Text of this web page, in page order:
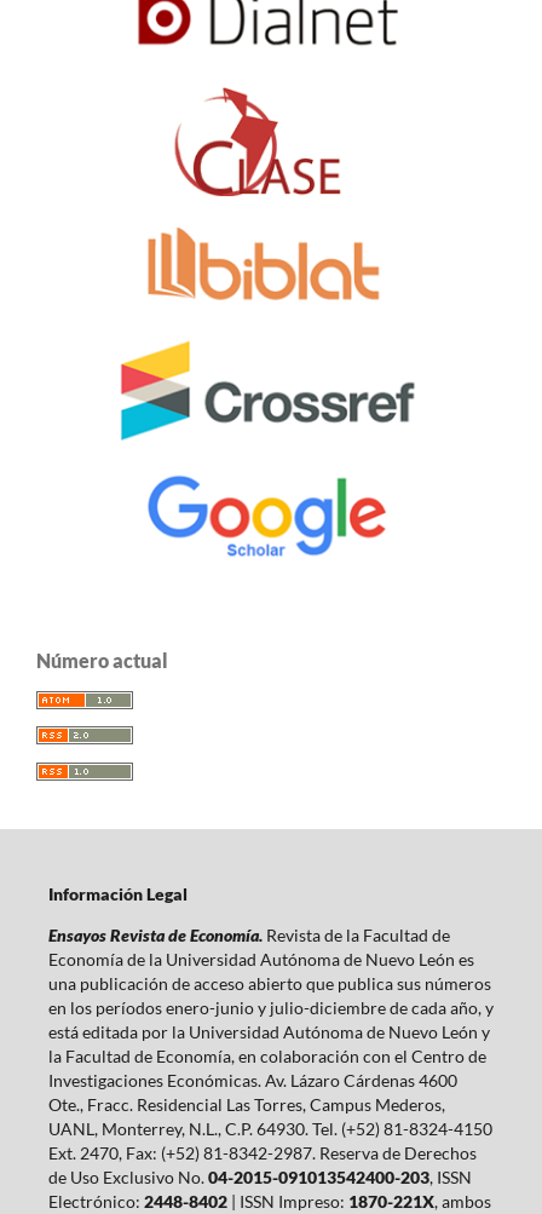
Número actual
Información Legal
Ensayos Revista de Economía. Revista de la Facultad de
Economía de la Universidad Autónoma de Nuevo León es
una publicación de acceso abierto que publica sus números
en los períodos enero-junio y julio-diciembre de cada año, y
está editada por la Universidad Autónoma de Nuevo León y
la Facultad de Economía, en colaboración con el Centro de
Investigaciones Económicas. Av. Lázaro Cárdenas 4600
Ote., Fracc. Residencial Las Torres, Campus Mederos,
UANL, Monterrey, N.L., C.P. 64930. Tel. (+52) 81-8324-4150
Ext. 2470, Fax: (+52) 81-8342-2987. Reserva de Derechos
de Uso Exclusivo No.04-2015-091013542400-203, ISSN
Electrónico: 2448-8402| ISSN Impreso: 1870-221X, ambos